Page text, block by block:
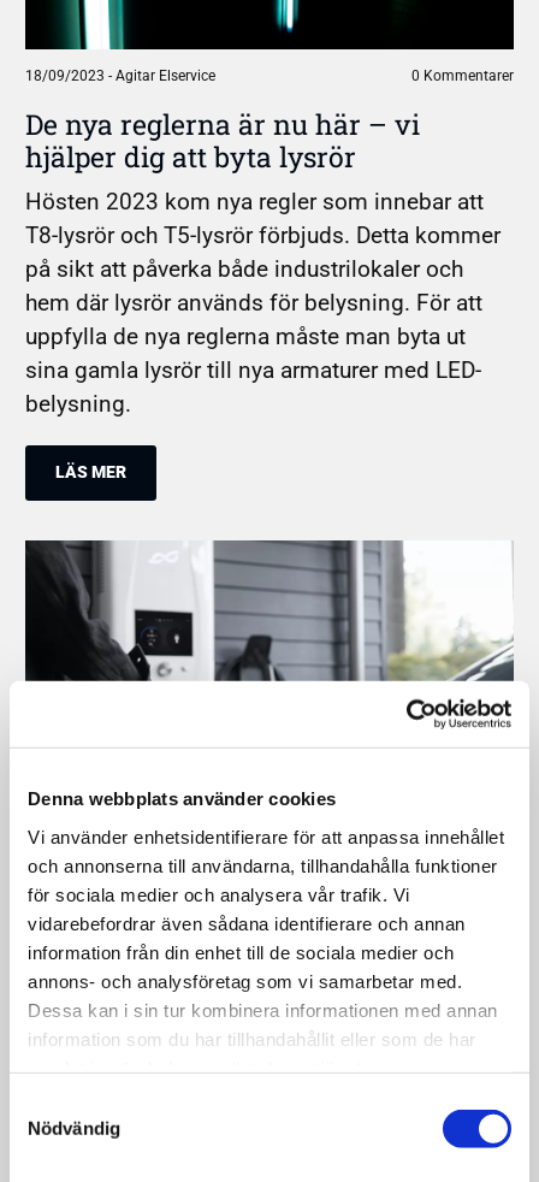
Denna webbplats använder cookies
Vi använder enhetsidentifierare för att anpassa innehållet
och annonserna till användarna, tillhandahålla funktioner
för sociala medier och analysera vår trafik. Vi
vidarebefordrar även sådana identifierare och annan
information från din enhet till de sociala medier och
annons- och analysföretag som vi samarbetar med.
Dessa kan i sin tur kombinera informationen med annan
information som du har tillhandahållit eller som de har
Nödvändig
18/09/2023 -Agitar Elservice 0 Kommentarer
De nya reglerna är nu här – vi
hjälper dig att byta lysrör
Hösten 2023 kom nya regler som innebar att
T8-lysrör och T5-lysrör förbjuds. Detta kommer
på sikt att påverka både industrilokaler och
hem där lysrör används för belysning. För att
uppfylla de nya reglerna måste man byta ut
sina gamla lysrör till nya armaturer med LED-
belysning.
LÄS MER
18/09/2023 - Agitar Elservice
Har du elbil i Göteborg? Kontakta oss
för installation av laddbox
Har du skaffat elbil? Då är du inte ensam. När
invånare i Göteborg ska köpa ny bil landar valet
kvartalet 2022 utgjorde elbilar för första
gången den största försäljningskategorin i